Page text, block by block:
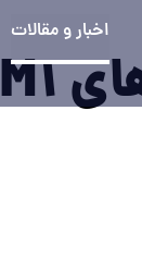
اخبار و مقالات